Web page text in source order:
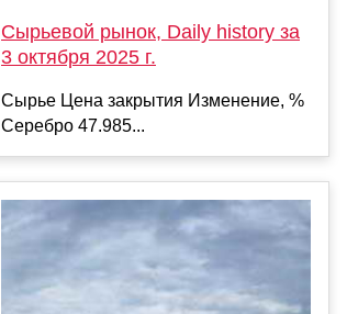
Сырьевой рынок, Daily history за
3 октября 2025 г.
Сырье Цена закрытия Изменение, %
Серебро 47.985...